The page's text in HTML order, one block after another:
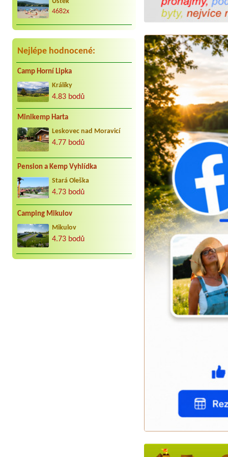
4682x
Nejlépe hodnocené:
Camp Horní Lipka
Králíky
4.83 bodů
Minikemp Harta
Leskovec nad Moravicí
4.77 bodů
Pension a Kemp Vyhlídka
Stará Oleška
4.73 bodů
Camping Mikulov
Mikulov
4.73 bodů